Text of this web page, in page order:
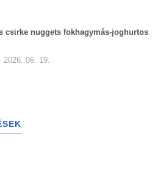
csirke nuggets fokhagymás-joghurtos
2026. 06. 19.